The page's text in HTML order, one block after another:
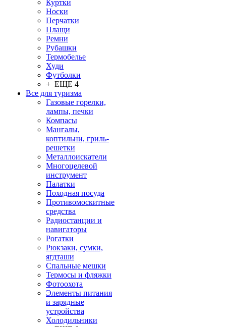
Куртки
Носки
Перчатки
Плащи
Ремни
Рубашки
Термобелье
Худи
Футболки
+ ЕЩЕ 4
Все для туризма
Газовые горелки,
лампы, печки
Компасы
Мангалы,
коптильни, гриль-
решетки
Металлоискатели
Многоцелевой
инструмент
Палатки
Походная посуда
Противомоскитные
средства
Радиостанции и
навигаторы
Рогатки
Рюкзаки, сумки,
ягдташи
Спальные мешки
Термосы и фляжки
Фотоохота
Элементы питания
и зарядные
устройства
Холодильники